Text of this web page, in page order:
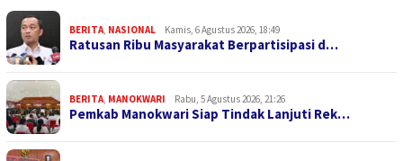
BERITA, NASIONAL Kamis, 6 Agustus 2026, 18:49
Ratusan Ribu Masyarakat Berpartisipasi d…
BERITA, MANOKWARI Rabu, 5 Agustus 2026, 21:26
Pemkab Manokwari Siap Tindak Lanjuti Rek…